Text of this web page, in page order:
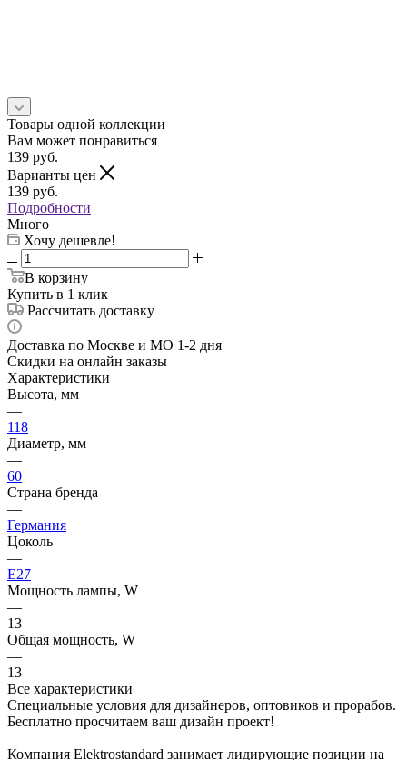
Товары одной коллекции
Вам может понравиться
139 руб.
Варианты цен
139 руб.
Подробности
Много
Хочу дешевле!
В корзину
Купить в 1 клик
Рассчитать доставку
Доставка по Москве и МО 1-2 дня
Скидки на онлайн заказы
Характеристики
Высота, мм
—
118
Диаметр, мм
—
60
Страна бренда
—
Германия
Цоколь
—
E27
Мощность лампы, W
—
13
Общая мощность, W
—
13
Все характеристики
Специальные условия для дизайнеров, оптовиков и прорабов.
Бесплатно просчитаем ваш дизайн проект!
Компания Elektrostandard занимает лидирующие позиции на